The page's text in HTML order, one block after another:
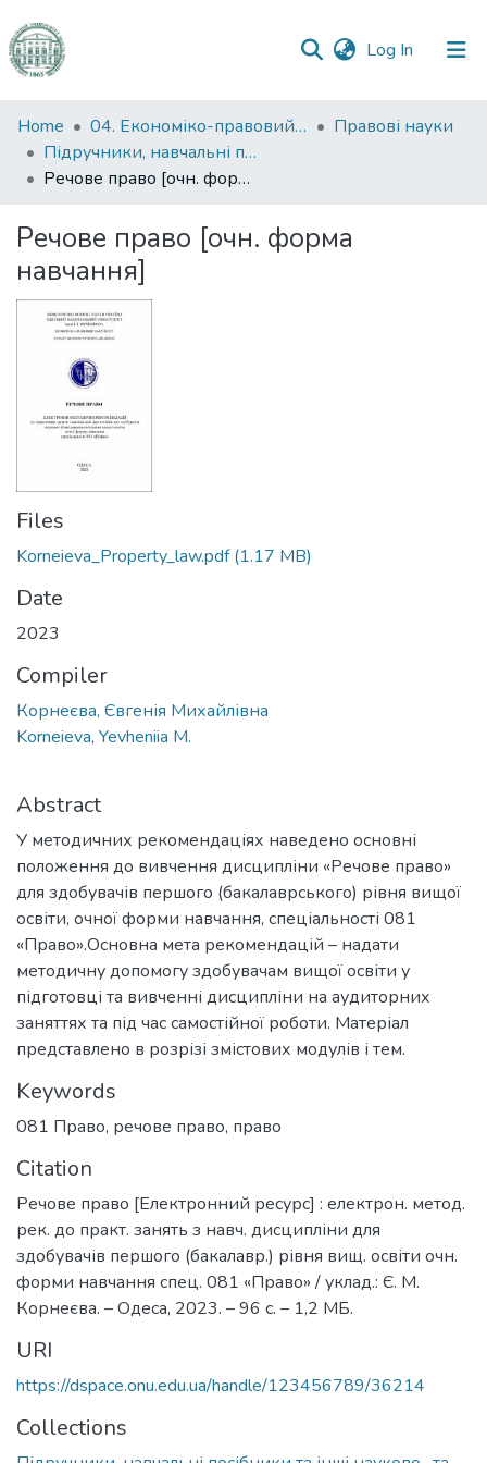
Log In (current)
Communities
&
Collections
Statistics
Home 04. Економіко-правовий факультет
Правові науки
Підручники, навчальні посібники та інші науково- та навчально-методичні праці ЕПФ (Правові науки)
Речове право [очн. форма навчання]
Речове право [очн. форма
навчання]
Files
Korneieva_Property_law.pdf(1.17 MB)
Date
2023
Compiler
Корнеєва, Євгенія Михайлівна
Korneieva, Yevheniia M.
Abstract
У методичних рекомендаціях наведено основні
положення до вивчення дисципліни «Речове право»
для здобувачів першого (бакалаврського) рівня вищої
освіти, очної форми навчання, спеціальності 081
«Право».Основна мета рекомендацій – надати
методичну допомогу здобувачам вищої освіти у
підготовці та вивченні дисципліни на аудиторних
заняттях та під час самостійної роботи. Матеріал
представлено в розрізі змістових модулів і тем.
Keywords
081 Право, речове право, право
Citation
Речове право [Електронний ресурс] : електрон. метод.
рек. до практ. занять з навч. дисципліни для
здобувачів першого (бакалавр.) рівня вищ. освіти очн.
форми навчання спец. 081 «Право» / уклад.: Є. М.
Корнеєва. – Одеса, 2023. – 96 с. – 1,2 МБ.
URI
https://dspace.onu.edu.ua/handle/123456789/36214
Collections